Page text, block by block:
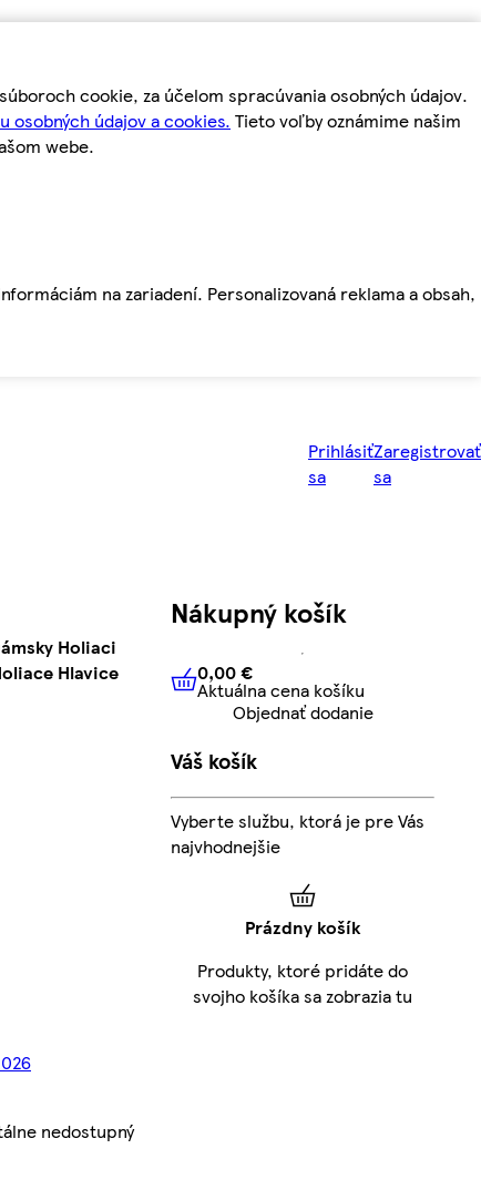
cookie, za účelom spracúvania osobných údajov.
osobných údajov a cookies. Tieto voľby oznámime našim
webe.
na zariadení. Personalizovaná reklama a obsah,
Prihlásiť
sa
Zaregistrovať
sa
Holiaci
Hlavice
nedostupný
Nákupný košík
0,00 € Aktuálna cena košíku
0,00 €
Aktuálna cena košíku
Objednať dodanie
Váš košík
Vyberte službu, ktorá je pre Vás
najvhodnejšie
Prázdny košík
Produkty, ktoré pridáte do
svojho košíka sa zobrazia tu